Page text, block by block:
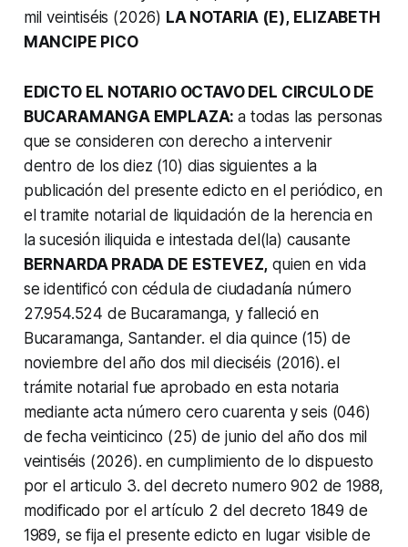
mil veintiséis (2026) LA NOTARIA (E), ELIZABETH
MANCIPE PICO
EDICTO EL NOTARIO OCTAVO DEL CIRCULO DE
BUCARAMANGA EMPLAZA:a todas las personas
que se consideren con derecho a intervenir
dentro de los diez (10) dias siguientes a la
publicación del presente edicto en el periódico, en
el tramite notarial de liquidación de la herencia en
la sucesión iliquida e intestada del(la) causante
BERNARDA PRADA DE ESTEVEZ, quien en vida
se identificó con cédula de ciudadanía número
27.954.524 de Bucaramanga, y falleció en
Bucaramanga, Santander. el dia quince (15) de
noviembre del año dos mil dieciséis (2016). el
trámite notarial fue aprobado en esta notaria
mediante acta número cero cuarenta y seis (046)
de fecha veinticinco (25) de junio del año dos mil
veintiséis (2026). en cumplimiento de lo dispuesto
por el articulo 3. del decreto numero 902 de 1988,
modificado por el artículo 2 del decreto 1849 de
1989, se fija el presente edicto en lugar visible de